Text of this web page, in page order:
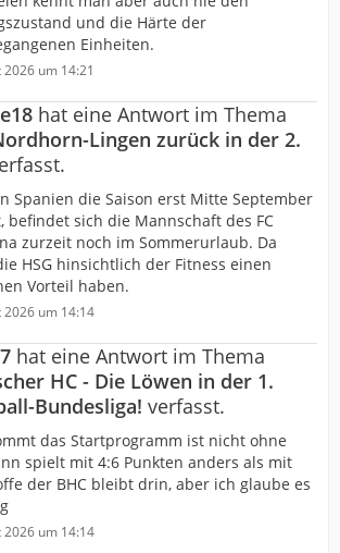
und die Härte der
Einheiten.
2026 um 14:21
hat eine Antwort im Thema
Lingen zurück in der 2.
Spanien die Saison erst Mitte September
befindet sich die Mannschaft des FC
zurzeit noch im Sommerurlaub. Da
HSG hinsichtlich der Fitness einen
Vorteil haben.
2026 um 14:14
hat eine Antwort im Thema
HC - Die Löwen in der 1.
Bundesliga! verfasst.
das Startprogramm ist nicht ohne
spielt mit 4:6 Punkten anders als mit
der BHC bleibt drin, aber ich glaube es
2026 um 14:14